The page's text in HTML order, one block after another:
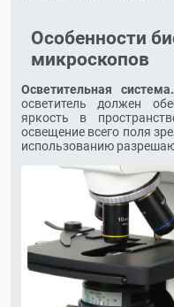
Особенности
микроскопов
Осветительная система.
осветитель должен
яркость в
освещение всего поля
использованию